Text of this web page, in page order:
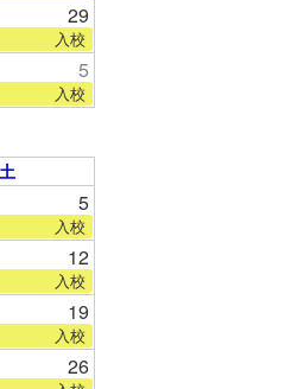
29
校
5
校
土
5
校
12
入校
19
入校
26